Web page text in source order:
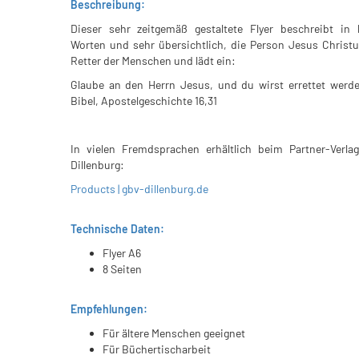
Beschreibung:
Dieser sehr zeitgemäß gestaltete Flyer beschreibt in
Worten und sehr übersichtlich, die Person Jesus
Retter der Menschen und lädt ein:
Glaube an den Herrn Jesus, und du wirst errettet
Bibel, Apostelgeschichte 16,31
In vielen Fremdsprachen erhältlich beim Partner-
Dillenburg:
Products | gbv-dillenburg.de
Technische Daten:
Flyer A6
8 Seiten
Empfehlungen:
Für ältere Menschen geeignet
Für Büchertischarbeit